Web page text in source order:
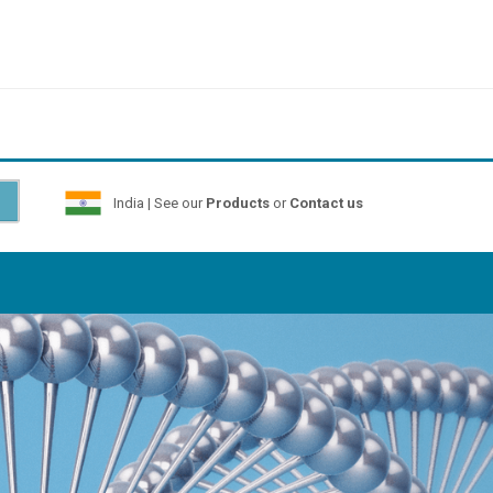
India | See our Productsor Contact us